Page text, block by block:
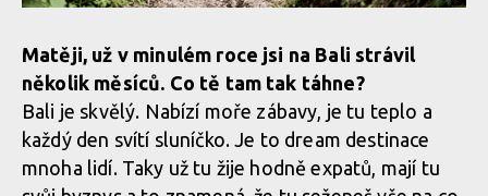
Matěji, už v minulém roce jsi na Bali strávil
několik měsíců. Co tě tam tak táhne?
Bali je skvělý. Nabízí moře zábavy, je tu teplo a
každý den svítí sluníčko. Je to dream destinace
mnoha lidí. Taky už tu žije hodně expatů, mají tu